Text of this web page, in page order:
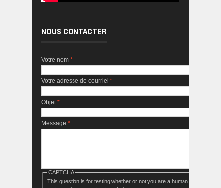
NOUS CONTACTER
Votre nom *
Votre adresse de courriel *
Objet *
Message *
CAPTCHA
This question is for testing whether or not you are a human